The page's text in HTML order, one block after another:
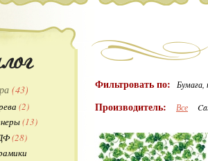
(43)
(2)
(13)
(28)
Фильтровать по: Бумага,
Производитель: Все